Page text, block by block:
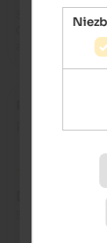
Super nette
Großartiges